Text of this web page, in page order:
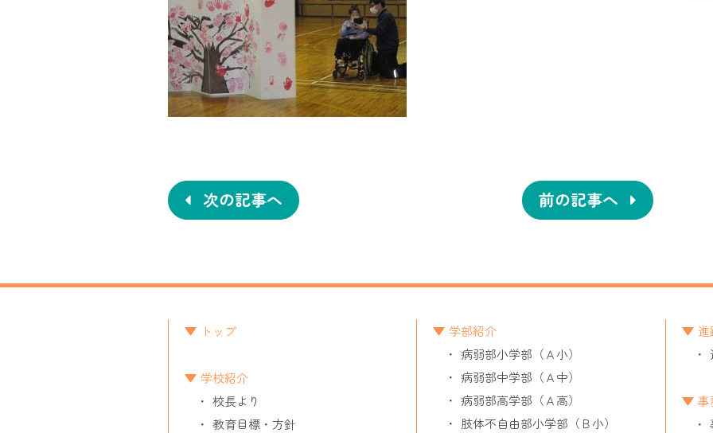
稿
ナ
ゲ
ー
シ
ョ
ン
前の記事へ
次の記事へ
トップ
学校紹介
校長より
教育目標・方針
学部紹介
病弱部小学部（Ａ小）
病弱部中学部（Ａ中）
病弱部高学部（Ａ高）
肢体不自由部小学部（Ｂ小）
進
事